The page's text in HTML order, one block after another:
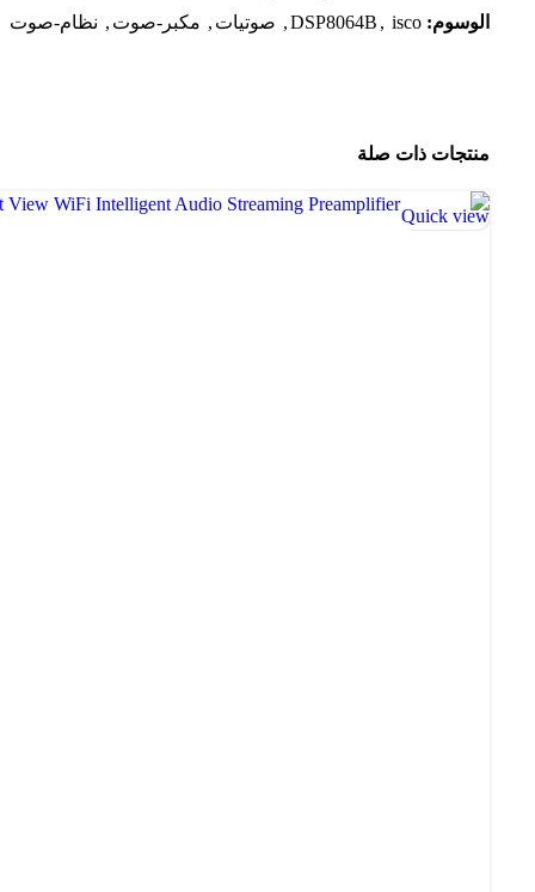
الوسوم:
DSP8064B , isco
, صوتيات , مكبر-صوت , نظام-صوت
منتجات ذات صلة
-25%
Quick view